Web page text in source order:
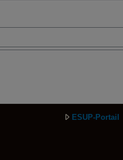
ESUP-Portail